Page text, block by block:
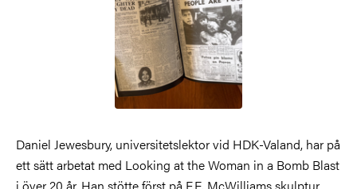
Daniel Jewesbury, universitetslektor vid HDK-Valand, har på
ett sätt arbetat med Looking at the Woman in a Bomb Blast